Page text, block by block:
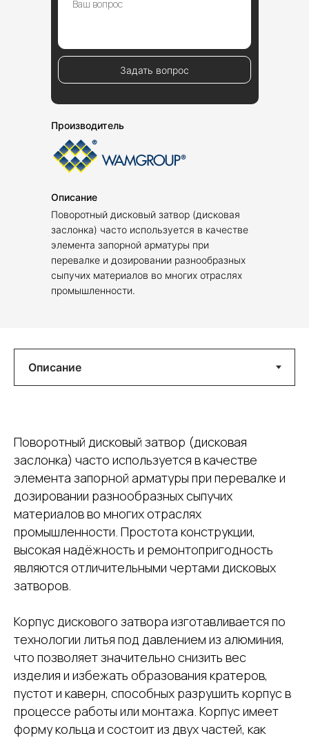
Производитель
Описание
Поворотный дисковый затвор (дисковая
заслонка) часто используется в качестве
элемента запорной арматуры при
перевалке и дозировании разнообразных
сыпучих материалов во многих отраслях
промышленности.
Задать вопрос
Поворотный дисковый затвор (дисковая
заслонка) часто используется в качестве
элемента запорной арматуры при перевалке и
дозировании разнообразных сыпучих
материалов во многих отраслях
промышленности. Простота конструкции,
высокая надёжность и ремонтопригодность
являются отличительными чертами дисковых
затворов.
Корпус дискового затвора изготавливается по
технологии литья под давлением из алюминия,
что позволяет значительно снизить вес
изделия и избежать образования кратеров,
пустот и каверн, способных разрушить корпус в
процессе работы или монтажа. Корпус имеет
форму кольца и состоит из двух частей, как